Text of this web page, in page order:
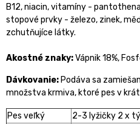
B12, niacin, vitamíny -
stopové prvky - železo, zinek,
zchutňujíce látky.
Akostné znaky:Vápnik 18%,
Dávkovanie: Podáva sa
množstva krmiva, ktoré pes v
Pes veľký
2-3 lyžičky 2 x